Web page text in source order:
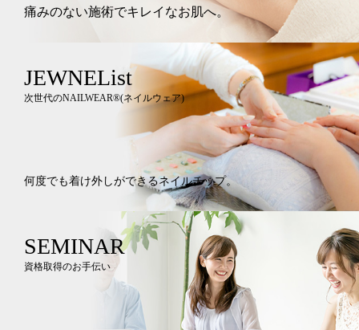
痛みのない施術でキレイなお肌へ。
JEWNEList
次世代のNAILWEAR®︎(ネイルウェア)
何度でも着け外しができるネイルチップ。
SEMINAR
資格取得のお手伝い